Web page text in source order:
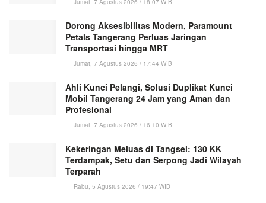
Dorong Aksesibilitas Modern, Paramount
Petals Tangerang Perluas Jaringan
Transportasi hingga MRT
Jumat, 7 Agustus 2026 / 17:44 WIB
Ahli Kunci Pelangi, Solusi Duplikat Kunci
Mobil Tangerang 24 Jam yang Aman dan
Profesional
Jumat, 7 Agustus 2026 / 16:10 WIB
Kekeringan Meluas di Tangsel: 130 KK
Terdampak, Setu dan Serpong Jadi Wilayah
Terparah
Rabu, 5 Agustus 2026 / 19:47 WIB